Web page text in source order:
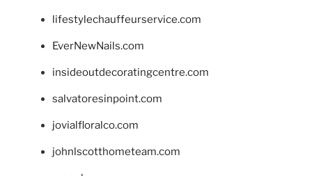
lifestylechauffeurservice.com
EverNewNails.com
insideoutdecoratingcentre.com
salvatoresinpoint.com
jovialfloralco.com
johnlscotthometeam.com